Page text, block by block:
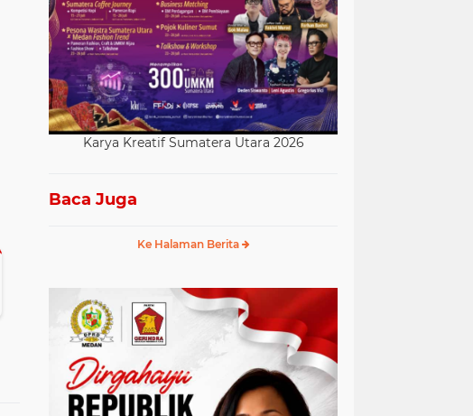
Karya Kreatif Sumatera Utara 2026
Baca Juga
Ke Halaman Berita